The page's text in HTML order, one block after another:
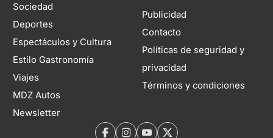
Sociedad
Deportes
Espectáculos y Cultura
Estilo Gastronomía
Viajes
MDZ Autos
Newsletter
Publicidad
Contacto
Políticas de seguridad y
privacidad
Términos y condiciones